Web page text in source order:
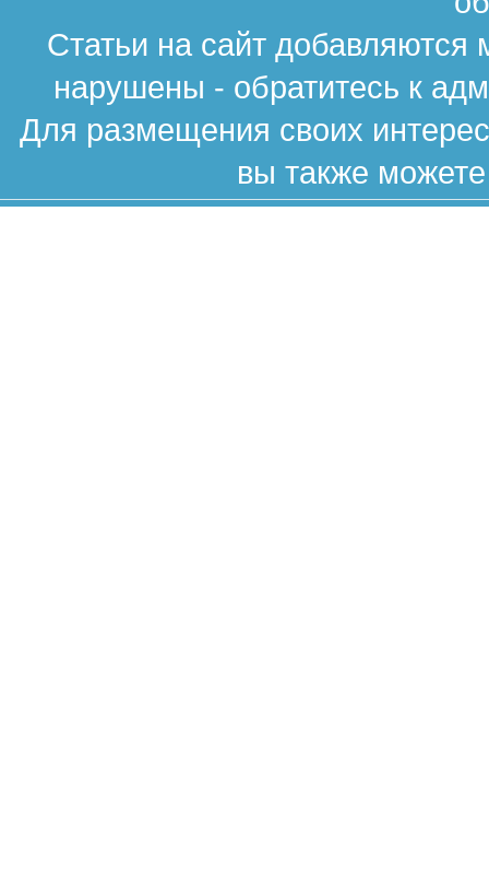
Статьи на сайт
нарушены - обратитесь к
Для размещения своих
вы также